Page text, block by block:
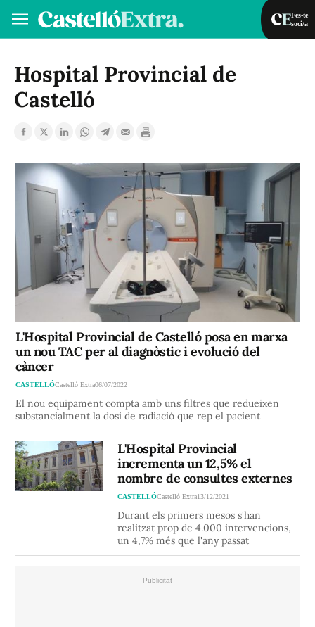
Fes-te
soci/a
Hospital Provincial de
Castelló
L'Hospital Provincial de Castelló posa en marxa
un nou TAC per al diagnòstic i evolució del
càncer
CASTELLÓCastelló Extra06/07/2022
El nou equipament compta amb uns filtres que redueixen
substancialment la dosi de radiació que rep el pacient
L'Hospital Provincial
incrementa un 12,5% el
nombre de consultes externes
CASTELLÓCastelló Extra13/12/2021
Durant els primers mesos s'han
realitzat prop de 4.000 intervencions,
un 4,7% més que l'any passat